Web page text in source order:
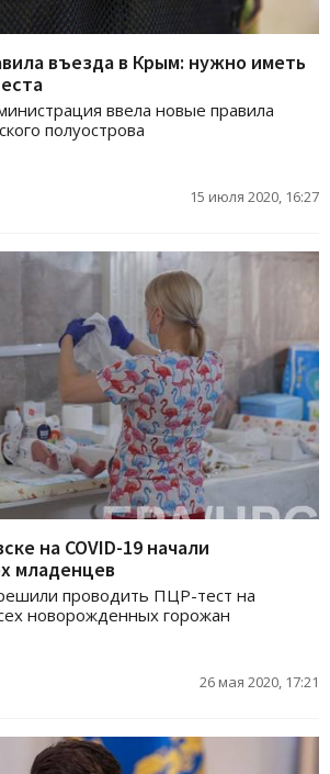
въезда в Крым: нужно иметь
ввела новые правила
полуострова
15 июля 2020, 16:27
на COVID-19 начали
младенцев
проводить ПЦР-тест на
новорожденных горожан
26 мая 2020, 17:21